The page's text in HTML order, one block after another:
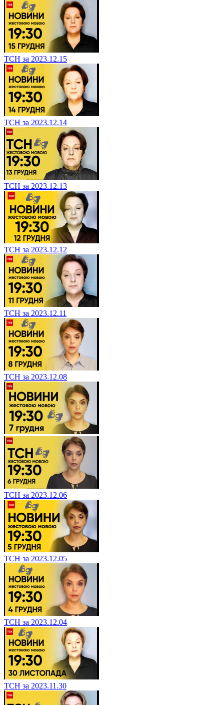
ТСН за 2023.12.15
ТСН за 2023.12.14
ТСН за 2023.12.13
ТСН за 2023.12.12
ТСН за 2023.12.11
ТСН за 2023.12.08
ТСН за 2023.12.06
ТСН за 2023.12.05
ТСН за 2023.12.04
ТСН за 2023.11.30